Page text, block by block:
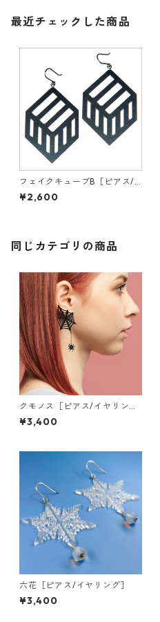
最近チェックした商品
フェイクキューブB［ピアス/
イヤリング］
¥2,600
同じカテゴリの商品
クモノス［ピアス/イヤリン
グ］
¥3,400
六花［ピアス/イヤリング］
¥3,400